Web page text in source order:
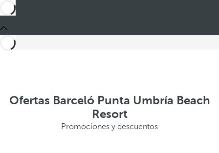
Ofertas Barceló Punta Umbría Beach
Resort
Promociones y descuentos